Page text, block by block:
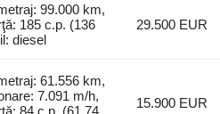
99.000 km,
185 c.p. (136
diesel
29.500 EUR
61.556 km,
7.091 m/h,
84 c.p. (61.74
15.900 EUR